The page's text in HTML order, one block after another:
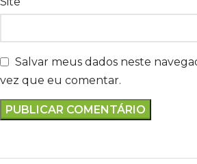
Salvar meus dados neste
vez que eu comentar.